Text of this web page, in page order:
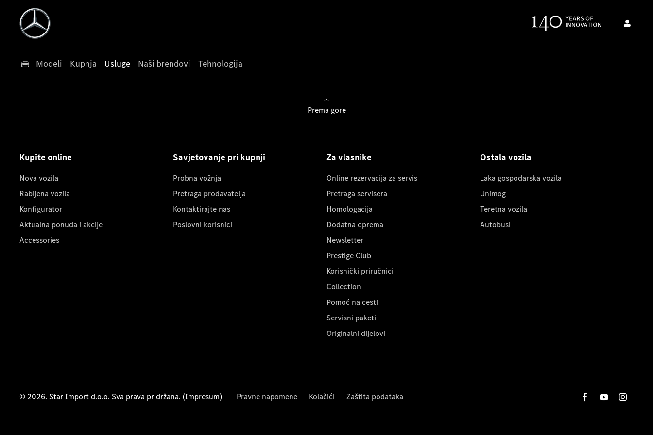
Modeli Kupnja Usluge Naši brendovi Tehnologija
Prema gore
Kupite online
Nova vozila
Rabljena vozila
Konfigurator
Aktualna ponuda i akcije
Accessories
Savjetovanje pri kupnji
Probna vožnja
Pretraga prodavatelja
Kontaktirajte nas
Poslovni korisnici
Za vlasnike
Online rezervacija za servis
Pretraga servisera
Homologacija
Dodatna oprema
Newsletter
Prestige Club
Korisnički priručnici
Collection
Pomoć na cesti
Servisni paketi
Originalni dijelovi
Ostala vozila
Laka gospodarska vozila
Unimog
Teretna vozila
Autobusi
© 2026. Star Import d.o.o. Sva prava pridržana. (Impresum) Pravne napomene Kolačići Zaštita podataka